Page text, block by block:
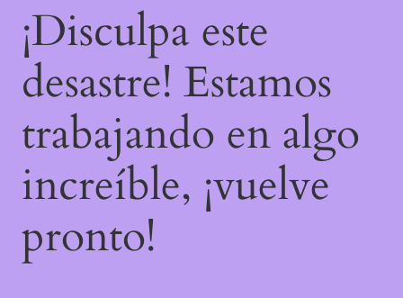
¡Disculpa este
desastre! Estamos
trabajando en algo
increíble, ¡vuelve
pronto!